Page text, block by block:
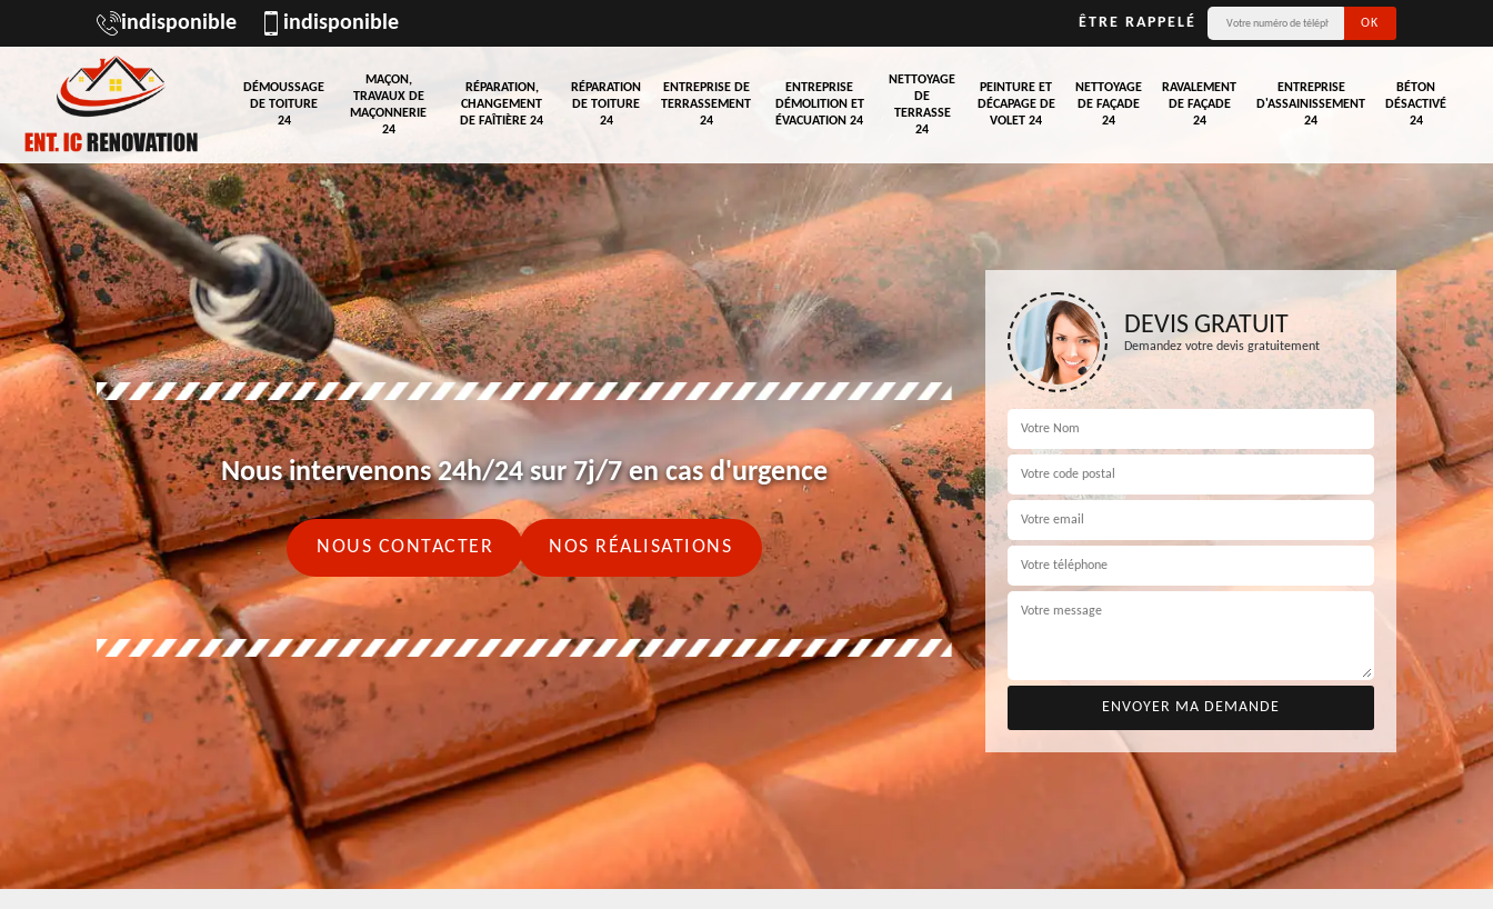
indisponible indisponible ÊTRE RAPPELÉ
DÉMOUSSAGE
DE TOITURE
24
MAÇON,
TRAVAUX DE
MAÇONNERIE
24
RÉPARATION,
CHANGEMENT
DE FAÎTIÈRE 24
RÉPARATION
DE TOITURE
24
ENTREPRISE DE
TERRASSEMENT
24
ENTREPRISE
DÉMOLITION ET
ÉVACUATION 24
NETTOYAGE
DE
TERRASSE
24
PEINTURE ET
DÉCAPAGE DE
VOLET 24
NETTOYAGE
DE FAÇADE
24
RAVALEMENT
DE FAÇADE
24
ENTREPRISE
D'ASSAINISSEMENT
24
BÉTON
DÉSACTIVÉ
24
Nous intervenons 24h/24 sur 7j/7 en cas d'urgence
NOUS CONTACTER NOS RÉALISATIONS
DEVIS GRATUIT
Demandez votre devis gratuitement